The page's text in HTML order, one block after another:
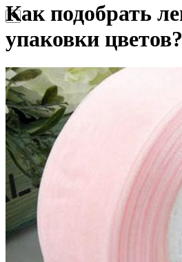
Как подобрать
упаковки цветов?